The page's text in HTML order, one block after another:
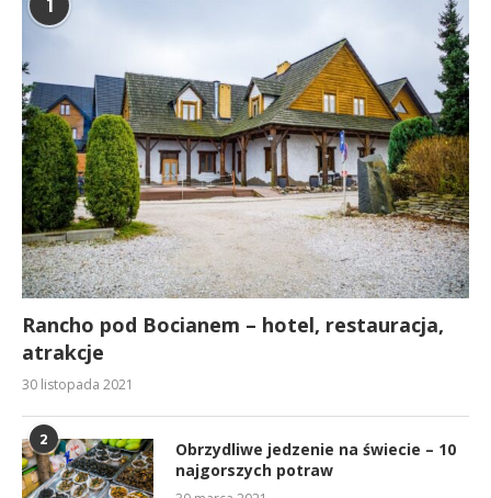
1
Rancho pod Bocianem – hotel, restauracja,
atrakcje
30 listopada 2021
2
Obrzydliwe jedzenie na świecie – 10
najgorszych potraw